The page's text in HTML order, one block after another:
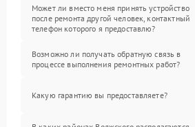
Может ли вместо меня принять устройство
после ремонта другой человек, контактный
телефон которого я предоставлю?
Возможно ли получать обратную связь в
процессе выполнения ремонтных работ?
Какую гарантию вы предоставляете?